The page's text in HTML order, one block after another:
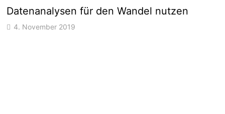
Datenanalysen für den Wandel nutzen
4. November 2019